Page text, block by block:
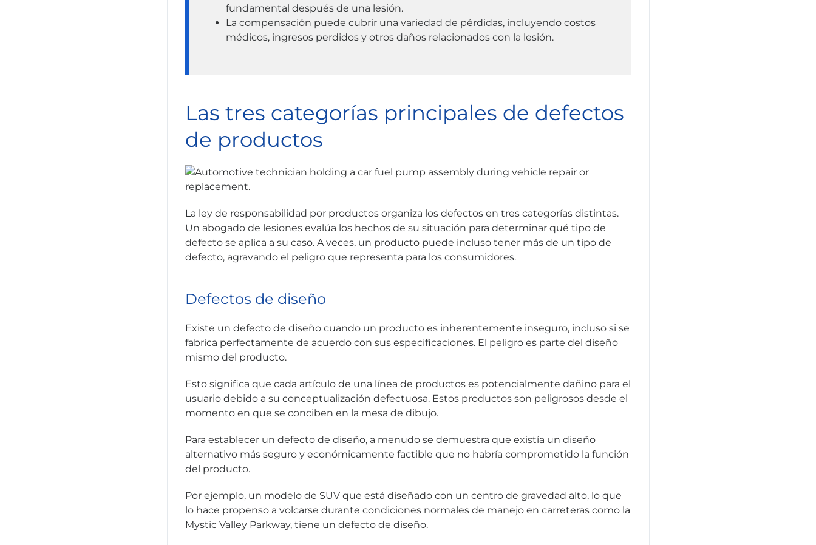
fundamental después de una lesión.
La compensación puede cubrir una variedad de pérdidas, incluyendo costos
médicos, ingresos perdidos y otros daños relacionados con la lesión.
Las tres categorías principales de defectos
de productos
La ley de responsabilidad por productos organiza los defectos en tres categorías distintas.
Un abogado de lesiones evalúa los hechos de su situación para determinar qué tipo de
defecto se aplica a su caso. A veces, un producto puede incluso tener más de un tipo de
defecto, agravando el peligro que representa para los consumidores.
Defectos de diseño
Existe un defecto de diseño cuando un producto es inherentemente inseguro, incluso si se
fabrica perfectamente de acuerdo con sus especificaciones. El peligro es parte del diseño
mismo del producto.
Esto significa que cada artículo de una línea de productos es potencialmente dañino para el
usuario debido a su conceptualización defectuosa. Estos productos son peligrosos desde el
momento en que se conciben en la mesa de dibujo.
Para establecer un defecto de diseño, a menudo se demuestra que existía un diseño
alternativo más seguro y económicamente factible que no habría comprometido la función
del producto.
Por ejemplo, un modelo de SUV que está diseñado con un centro de gravedad alto, lo que
lo hace propenso a volcarse durante condiciones normales de manejo en carreteras como la
Mystic Valley Parkway, tiene un defecto de diseño.